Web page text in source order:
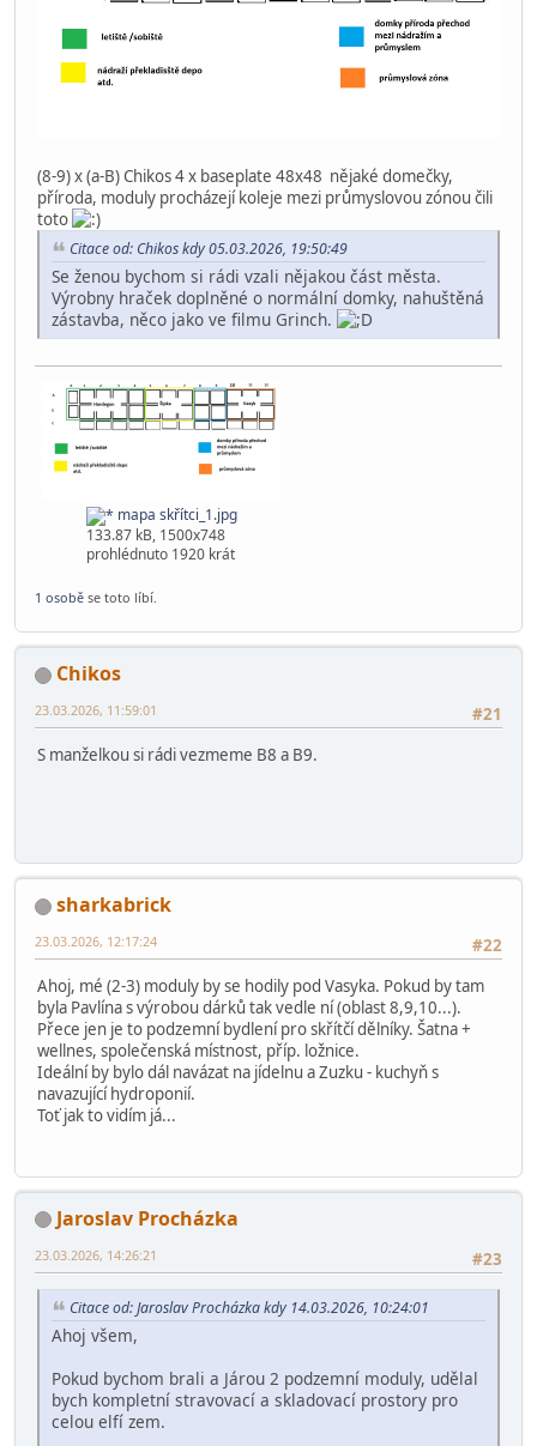
(8-9) x (a-B) Chikos 4 x baseplate 48x48 nějaké domečky,
příroda, moduly procházejí koleje mezi průmyslovou zónou čili
toto
Citace od: Chikos kdy 05.03.2026, 19:50:49
Se ženou bychom si rádi vzali nějakou část města.
Výrobny hraček doplněné o normální domky, nahuštěná
zástavba, něco jako ve filmu Grinch.
mapa skřítci_1.jpg
133.87 kB, 1500x748
prohlédnuto 1920 krát
1 osobě se toto líbí.
Chikos
#21
23.03.2026, 11:59:01
S manželkou si rádi vezmeme B8 a B9.
sharkabrick
#22
23.03.2026, 12:17:24
Ahoj, mé (2-3) moduly by se hodily pod Vasyka. Pokud by tam
byla Pavlína s výrobou dárků tak vedle ní (oblast 8,9,10...).
Přece jen je to podzemní bydlení pro skřítčí dělníky. Šatna +
wellnes, společenská místnost, příp. ložnice.
Ideální by bylo dál navázat na jídelnu a Zuzku - kuchyň s
navazující hydroponií.
Toť jak to vidím já...
Jaroslav Procházka
#23
23.03.2026, 14:26:21
Citace od: Jaroslav Procházka kdy 14.03.2026, 10:24:01
Ahoj všem,
Pokud bychom brali a Járou 2 podzemní moduly, udělal
bych kompletní stravovací a skladovací prostory pro
celou elfí zem.